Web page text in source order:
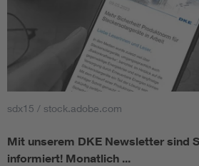
sdx15 / stock.adobe.com
Mit unserem DKE Newsletter sind
informiert! Monatlich ...